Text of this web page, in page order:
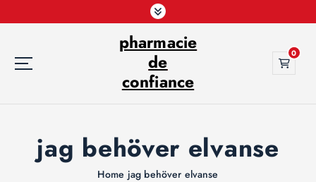
k
pharmacie
de
confiance
0
jag behöver elvanse
Home jag behöver elvanse